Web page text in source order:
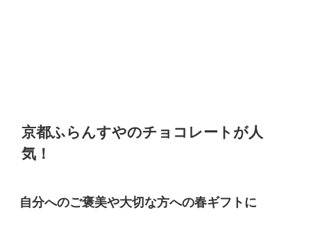
京都ふらんすやのチョコレートが人
気！
自分へのご褒美や大切な方への春ギフトに